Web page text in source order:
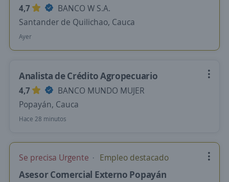
4,7
BANCO W S.A.
Santander de Quilichao, Cauca
Ayer
Analista de Crédito Agropecuario
4,7
BANCO MUNDO MUJER
Popayán, Cauca
Hace 28 minutos
Se precisa Urgente Empleo destacado
Asesor Comercial Externo Popayán